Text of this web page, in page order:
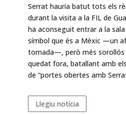
Serrat hauria batut tots els
durant la visita a la FIL de
ha aconseguit entrar a la
símbol que és a Mèxic —un
tornada—, però més sorollós
quedat fora, batallant amb
de “portes obertes amb
Llegiu notícia